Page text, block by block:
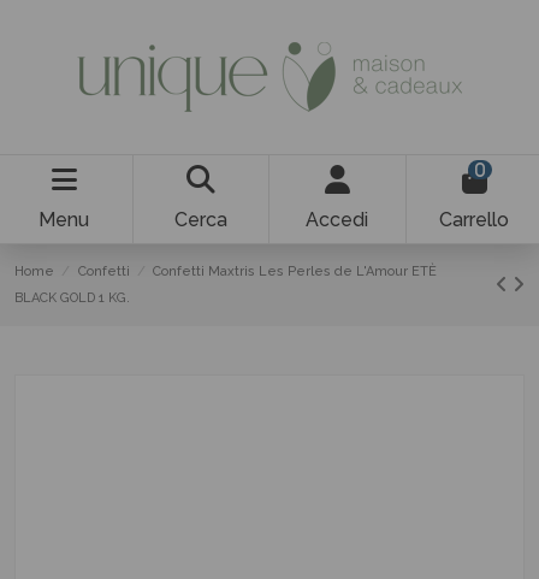
Menu Cerca Accedi
0
Carrello
Home Confetti
Confetti Maxtris Les Perles de L'Amour ETÈ
BLACK GOLD 1 KG.